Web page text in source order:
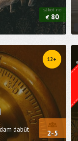
sākot no
€ 80
12+
2-5
dabūt